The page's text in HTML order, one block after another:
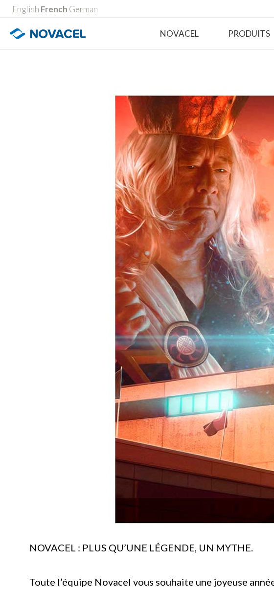
English French German
NOVACEL PRODUITS
NOVACEL : PLUS QU’UNE LÉGENDE, UN MYTHE.
Toute l’équipe Novacel vous souhaite une joyeuse